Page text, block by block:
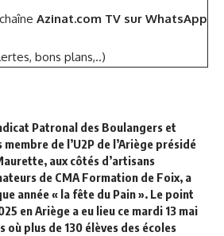
Azinat.com TV sur WhatsApp
bons plans,..)
Patronal des Boulangers et
membre de l’U2P de l’Ariège présidé
aux côtés d’artisans
de CMA Formation de Foix, a
année « la fête du Pain ». Le point
en Ariège a eu lieu ce mardi 13 mai
où plus de 130 élèves des écoles